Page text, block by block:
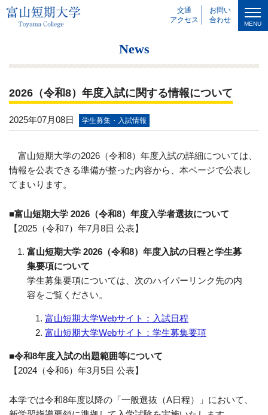
交通
アクセス
お問い
合わせ
MENU
News
2026（令和8）年度入試に関する情報について
2025年07月08日 学生募集・入試情報
富山短期大学の2026（令和8）年度入試の詳細については、
情報を公表できる準備が整った内容から、本ページで公表し
てまいります。
■富山短期大学 2026（令和8）年度入学者選抜について
【2025（令和7）年7月8日 公表】
富山短期大学 2026（令和8）年度入試の日程と学生募
集要項について
学生募集要項については、次のハイパーリンク先の内
容をご覧ください。
富山短期大学Webサイト：入試日程
富山短期大学Webサイト：学生募集要項
■令和8年度入試の出題範囲等について
【2024（令和6）年3月5日 公表】
本学では令和8年度以降の「一般選抜（A日程）」において、